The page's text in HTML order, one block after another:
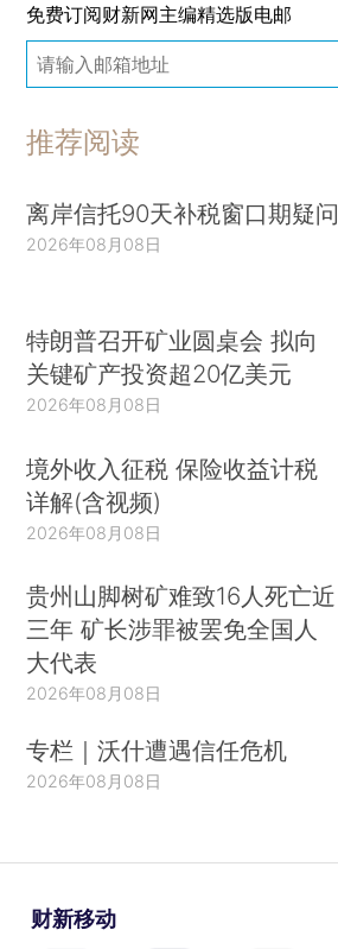
免费订阅财新网主编精选版电邮
推荐阅读
离岸信托90天补税窗口期疑问
2026年08月08日
特朗普召开矿业圆桌会 拟向
关键矿产投资超20亿美元
2026年08月08日
境外收入征税 保险收益计税
详解(含视频)
2026年08月08日
贵州山脚树矿难致16人死亡近
三年 矿长涉罪被罢免全国人
大代表
2026年08月08日
专栏｜沃什遭遇信任危机
2026年08月08日
财新移动